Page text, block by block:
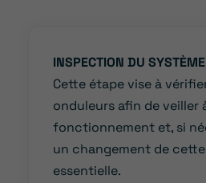
INSPECTION DU
Cette étape vise à
onduleurs afin de veiller
fonctionnement et, si
un changement de
essentielle.